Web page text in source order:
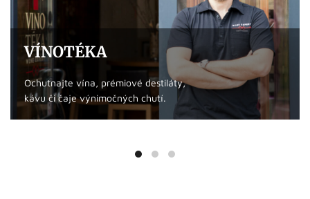
VÍNOTÉKA
Ochutnajte vína, prémiové destiláty,
kávu či čaje výnimočných chutí.